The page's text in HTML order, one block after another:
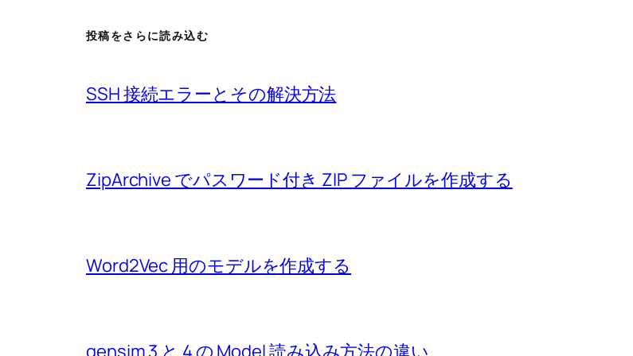
投稿をさらに読み込む
SSH 接続エラーとその解決方法
ZipArchive でパスワード付き ZIP ファイルを作成する
Word2Vec 用のモデルを作成する
gensim 3 と 4 の Model 読み込み方法の違い